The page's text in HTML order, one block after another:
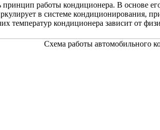
работы кондиционера. В основе
в системе кондиционирования,
температур кондиционера зависит от